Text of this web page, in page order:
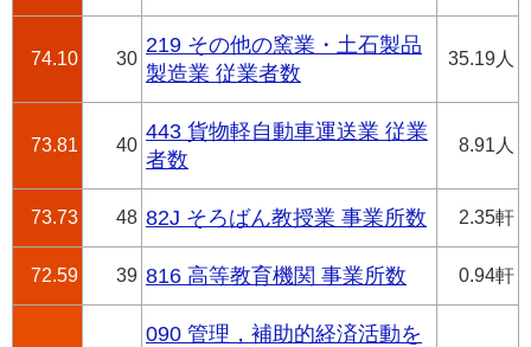
74.10 30
219 その他の窯業・土石製品
製造業 従業者数
35.19人
73.81 40
443 貨物軽自動車運送業 従業
者数
8.91人
73.73 48 82J そろばん教授業 事業所数 2.35軒
72.59 39 816 高等教育機関 事業所数 0.94軒
090 管理，補助的経済活動を